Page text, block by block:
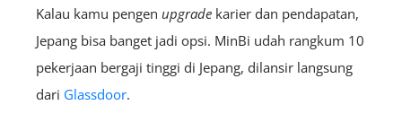
Kalau kamu pengen upgrade karier dan pendapatan,
Jepang bisa banget jadi opsi. MinBi udah rangkum 10
pekerjaan bergaji tinggi di Jepang, dilansir langsung
dari Glassdoor.